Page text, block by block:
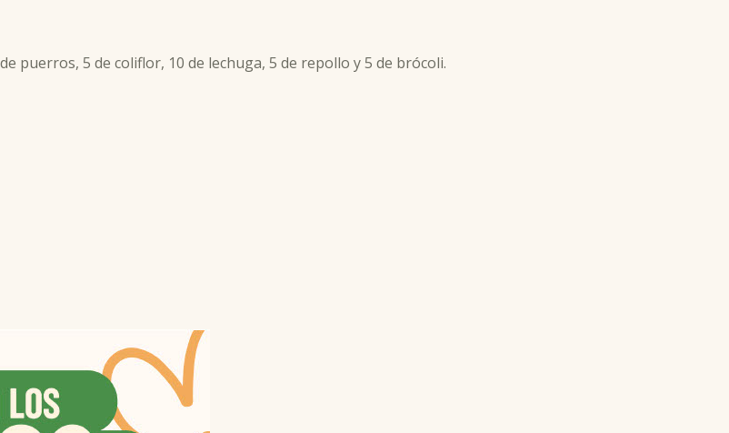
puerros, 5 de coliflor, 10 de lechuga, 5 de repollo y 5 de brócoli.